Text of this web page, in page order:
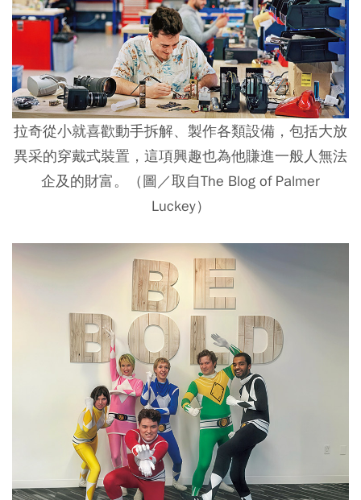
拉奇從小就喜歡動手拆解、製作各類設備，包括大放
異采的穿戴式裝置，這項興趣也為他賺進一般人無法
企及的財富。（圖／取自The Blog of Palmer
Luckey）